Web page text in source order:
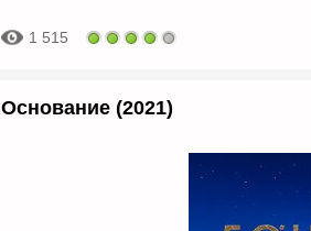
1 515
Основание (2021)